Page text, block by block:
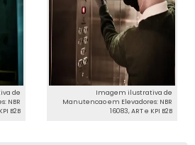
de
NBR
B2B
Imagem ilustrativa de
Manutencao em Elevadores: NBR
16083, ART e KPI B2B